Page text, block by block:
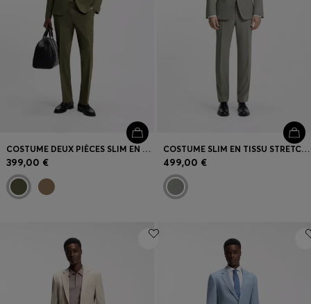
COSTUME DEUX PIÈCES SLIM EN LAINE MÉLANGÉE STRETCH
399,00 €
COSTUME SLIM EN TISSU STRETCH RATIÈRE
499,00 €